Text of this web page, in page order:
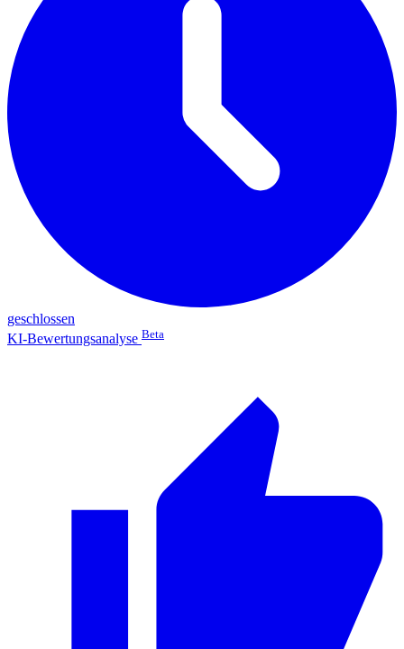
geschlossen
KI-Bewertungsanalyse Beta